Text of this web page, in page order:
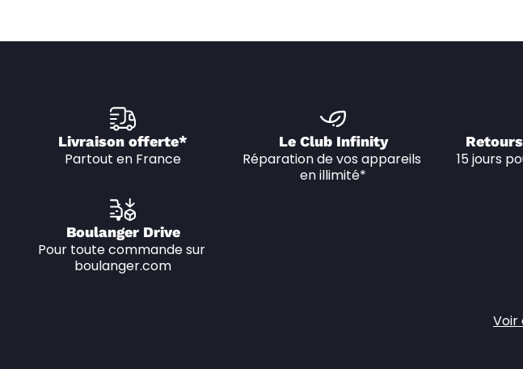
Livraison offerte*
Partout en France
Le Club Infinity
Réparation de vos appareils
en illimité*
15 jours
Boulanger Drive
Pour toute commande sur
boulanger.com
Voir